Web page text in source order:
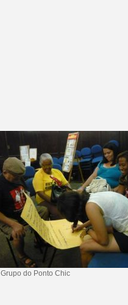
Grupo do Ponto Chic